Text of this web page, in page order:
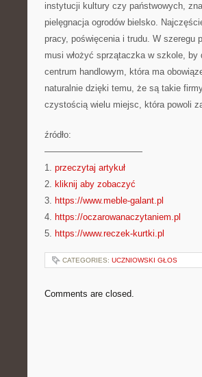
instytucji kultury czy państwowych,
pielęgnacja ogrodów bielsko.
pracy, poświęcenia i trudu. W szeregu
musi włożyć sprzątaczka w szkole, by
centrum handlowym, która ma
naturalnie dzięki temu, że są takie
czystością wielu miejsc, która powoli
źródło:
———————————
1. przeczytaj artykuł
2. kliknij aby zobaczyć
3. https://www.meble-galant.pl
4. https://oczarowanaczytaniem.pl
5. https://www.reczek-kurtki.pl
CATEGORIES: UCZNIOWSKI GŁOS
Comments are closed.